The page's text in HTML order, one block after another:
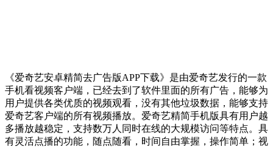
《爱奇艺安卓精简去广告版APP下载》是由爱奇艺发行的一款
手机看视频客户端，已经去到了软件里面的所有广告，能够为
用户提供各类优质的视频观看，没有其他垃圾数据，能够支持
爱奇艺客户端的所有视频播放。爱奇艺精简手机版具有用户越
多播放越稳定，支持数万人同时在线的大规模访问等特点。具
有灵活点播的功能，随点随看，时间自由掌握，操作简单；视